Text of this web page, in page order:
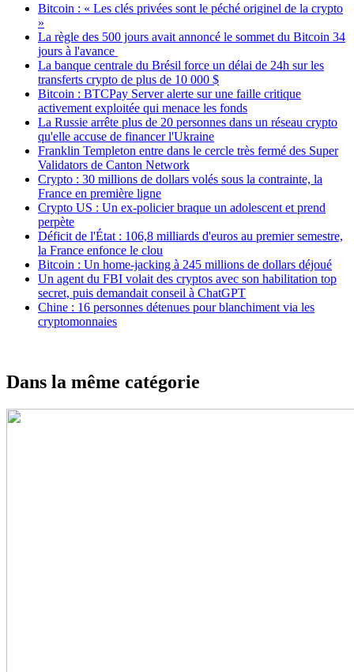
Bitcoin : « Les clés privées sont le péché originel de la crypto
»
La règle des 500 jours avait annoncé le sommet du Bitcoin 34
jours à l'avance
La banque centrale du Brésil force un délai de 24h sur les
transferts crypto de plus de 10 000 $
Bitcoin : BTCPay Server alerte sur une faille critique
activement exploitée qui menace les fonds
La Russie arrête plus de 20 personnes dans un réseau crypto
qu'elle accuse de financer l'Ukraine
Franklin Templeton entre dans le cercle très fermé des Super
Validators de Canton Network
Crypto : 30 millions de dollars volés sous la contrainte, la
France en première ligne
Crypto US : Un ex-policier braque un adolescent et prend
perpète
Déficit de l'État : 106,8 milliards d'euros au premier semestre,
la France enfonce le clou
Bitcoin : Un home-jacking à 245 millions de dollars déjoué
Un agent du FBI volait des cryptos avec son habilitation top
secret, puis demandait conseil à ChatGPT
Chine : 16 personnes détenues pour blanchiment via les
cryptomonnaies
Dans la même catégorie